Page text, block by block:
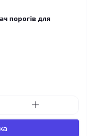
порогів для